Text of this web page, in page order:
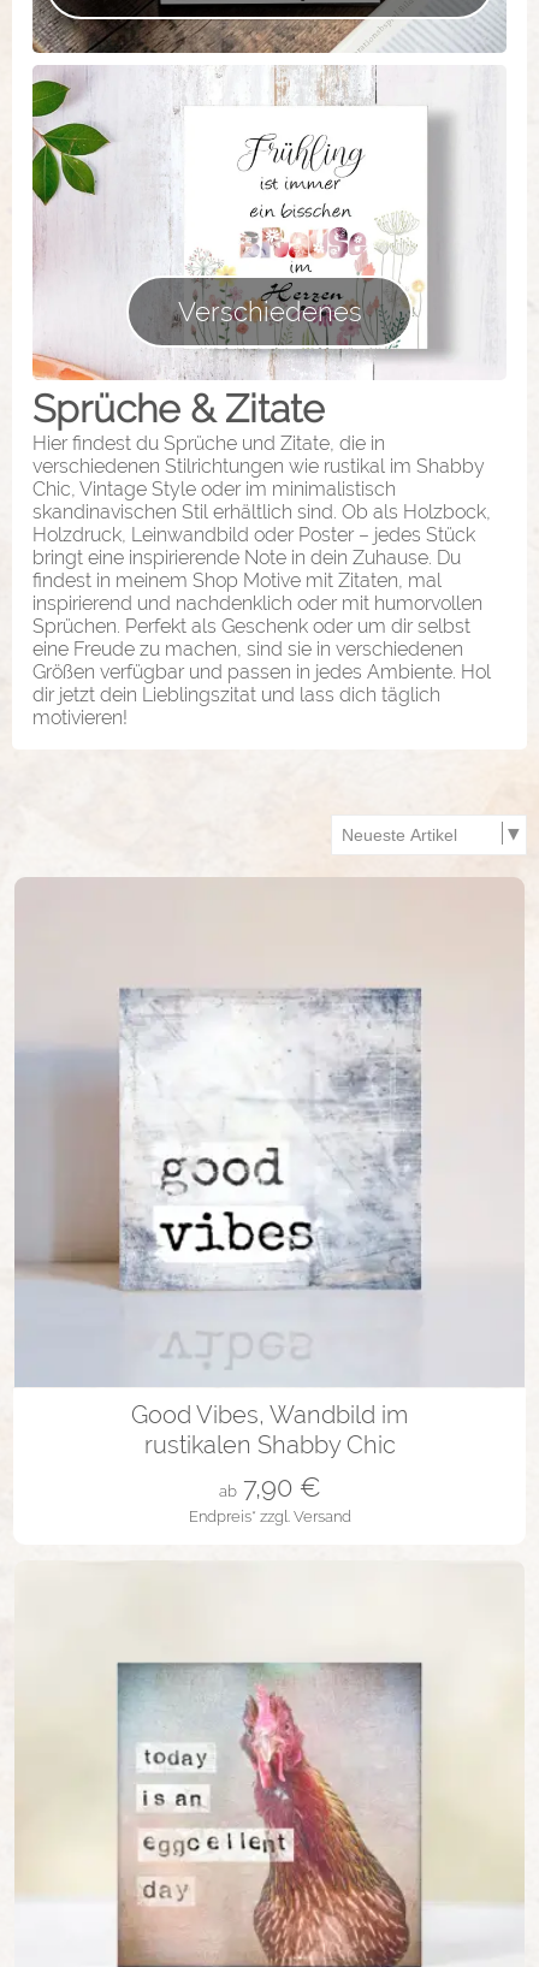
Verschiedenes
Sprüche & Zitate
Hier findest du Sprüche und Zitate, die in
verschiedenen Stilrichtungen wie rustikal im Shabby
Chic, Vintage Style oder im minimalistisch
skandinavischen Stil erhältlich sind. Ob als Holzbock,
Holzdruck, Leinwandbild oder Poster – jedes Stück
bringt eine inspirierende Note in dein Zuhause. Du
findest in meinem Shop Motive mit Zitaten, mal
inspirierend und nachdenklich oder mit humorvollen
Sprüchen. Perfekt als Geschenk oder um dir selbst
eine Freude zu machen, sind sie in verschiedenen
Größen verfügbar und passen in jedes Ambiente. Hol
dir jetzt dein Lieblingszitat und lass dich täglich
motivieren!
in vielen Varianten
Good Vibes, Wandbild im
rustikalen Shabby Chic
Endpreis* zzgl. Versand
ab 7,90€